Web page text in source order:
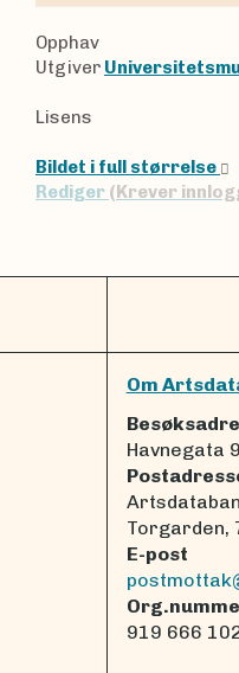
Opphav
Utgiver
Lisens
Bildet i full størrelse
Rediger (Krever
Om
Havnegata
Torgarden,
E-post
919 666